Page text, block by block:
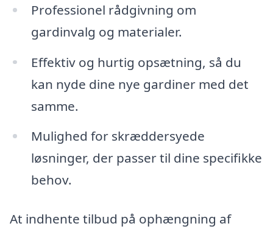
Professionel rådgivning om
gardinvalg og materialer.
Effektiv og hurtig opsætning, så du
kan nyde dine nye gardiner med det
samme.
Mulighed for skræddersyede
løsninger, der passer til dine specifikke
behov.
At indhente tilbud på ophængning af